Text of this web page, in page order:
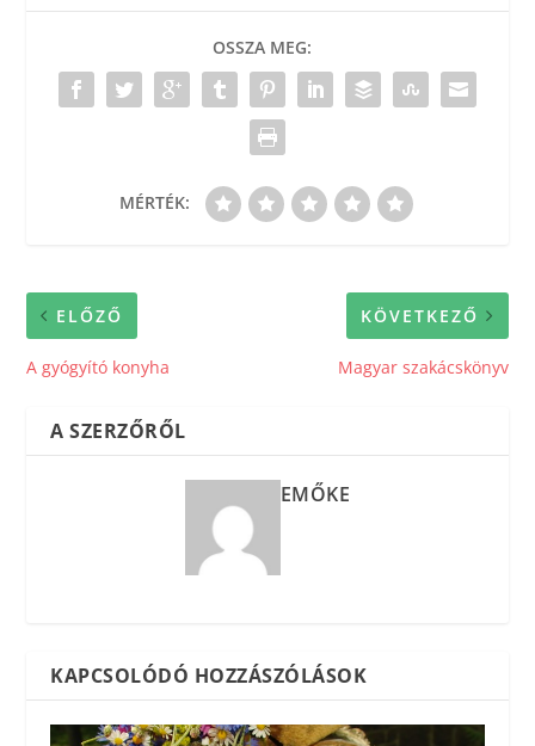
OSSZA MEG:
MÉRTÉK:
ELŐZŐ
A gyógyító konyha
KÖVETKEZŐ
Magyar szakácskönyv
A SZERZŐRŐL
EMŐKE
KAPCSOLÓDÓ HOZZÁSZÓLÁSOK